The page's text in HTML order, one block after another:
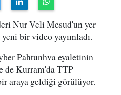
Nur Veli Mesud'un yer
bir video yayımladı.
Pahtunhva eyaletinin
de Kurram'da TTP
araya geldiği görülüyor.